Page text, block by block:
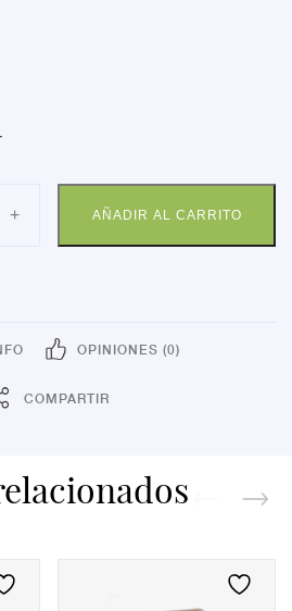
+ AÑADIR AL CARRITO
OPINIONES (0)
COMPARTIR